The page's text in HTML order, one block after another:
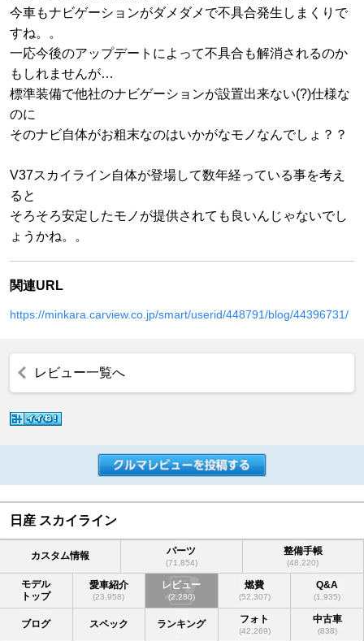
今車もナビゲーションがダメダメで不具合発生しまくりで
すね。。
一応今後のアップデートによって不具合も解消されるのか
もしれませんが…
標準装備で他社のナビゲーションが設置出来ない(?)仕様な
のに
そのナビ自体がお粗末なのはいかがなモノなんでしょ？？
V37スカイライン自体が登場して数年経っている事を考え
ると
そろそろ安定したモノが提供されても良いんじゃないでし
ょうかね。。
関連URL
https://minkara.carview.co.jp/smart/userid/448791/blog/44396731/
レビュー一覧へ
日産 スカイライン
カスタム情報 パーツ
(71,854)
整備手帳
(48,220)
モデル
トップ
愛車紹介
(23,958)
レビュー
(2,280)
燃費
(52,307)
Q&A
(1,935)
ブログ スペック ランキング フォト
(42,269)
中古車
(838)